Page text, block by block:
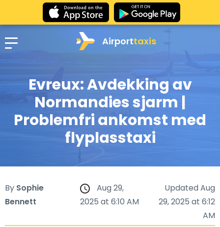
Airporttaxis
Evreux: Avdekking av
Normandies sjarm |
Problemfri ankomst med
flyplasstaxi
By Sophie
Bennett
Aug 29,
2025 at 6:10 AM
Updated Aug
29, 2025 at 6:12
AM